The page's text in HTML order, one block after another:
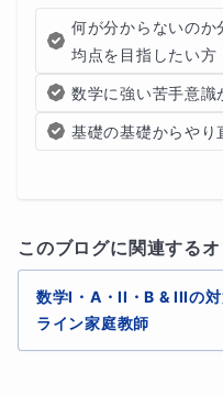
何が分からないのか
均点を目指したい方
数学に強い苦手意識
基礎の基礎からやり
このブログに関連する
数学I・A・II・B & IIIの
ライン家庭教師